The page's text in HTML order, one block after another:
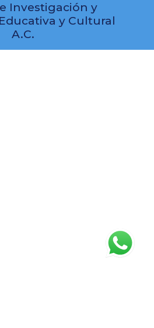
Investigación y
y Cultural
A.C.